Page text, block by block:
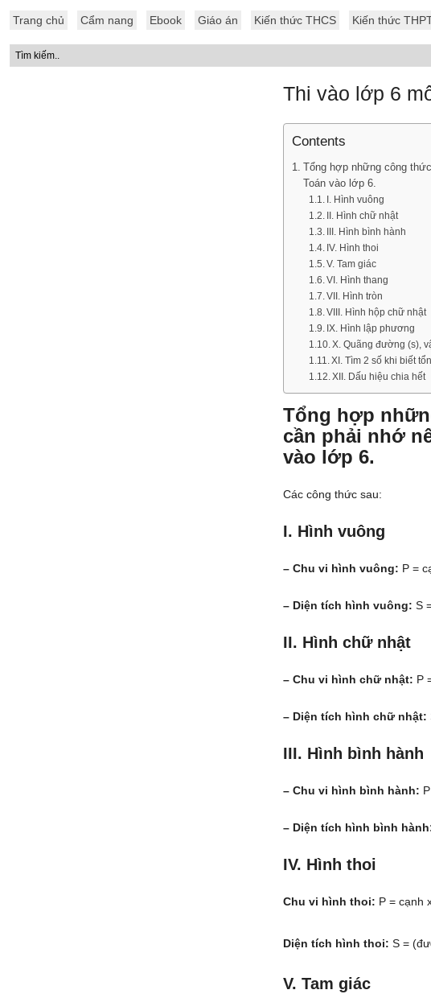
Trang chủ Cẩm nang Ebook Giáo án Kiến thức THCS Kiến thức
Thi vào lớp 6
Contents
Tổng hợp những công
Toán vào lớp 6.
I. Hình vuông
II. Hình chữ nhật
III. Hình bình hành
IV. Hình thoi
V. Tam giác
VI. Hình thang
VII. Hình tròn
VIII. Hình hộp chữ nhật
IX. Hình lập phương
X. Quãng đường (s),
XI. Tìm 2 số khi biết
XII. Dấu hiệu chia hết
Tổng hợp
cần phải nhớ
vào lớp 6.
Các công thức sau:
I. Hình vuông
– Chu vi hình vuông: P =
– Diện tích hình vuông: S
II. Hình chữ nhật
– Chu vi hình chữ nhật: P
– Diện tích hình chữ nhật:
III. Hình bình hành
– Chu vi hình bình hành:
– Diện tích hình bình
IV. Hình thoi
Chu vi hình thoi: P = cạnh
Diện tích hình thoi: S =
V. Tam giác